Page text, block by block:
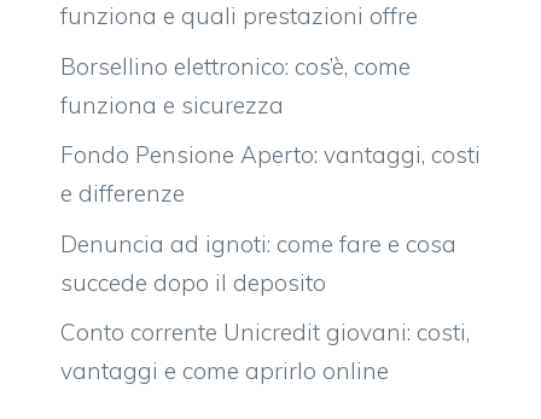
funziona e quali prestazioni offre
Borsellino elettronico: cos’è, come
funziona e sicurezza
Fondo Pensione Aperto: vantaggi, costi
e differenze
Denuncia ad ignoti: come fare e cosa
succede dopo il deposito
Conto corrente Unicredit giovani: costi,
vantaggi e come aprirlo online